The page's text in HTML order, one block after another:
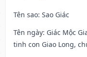
Tên sao: Sao Giác
Tên ngày: Giác Mộc
tinh con Giao Long,